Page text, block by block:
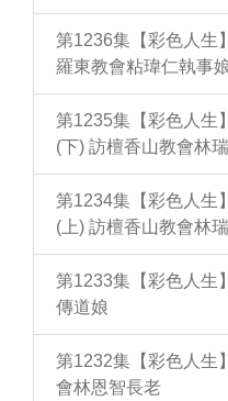
第1236集【彩色人生
羅東教會粘瑋仁執事
第1235集【彩色人生
(下) 訪檀香山教會林
第1234集【彩色人生
(上) 訪檀香山教會林
第1233集【彩色人生
傳道娘
第1232集【彩色人生
會林恩智長老